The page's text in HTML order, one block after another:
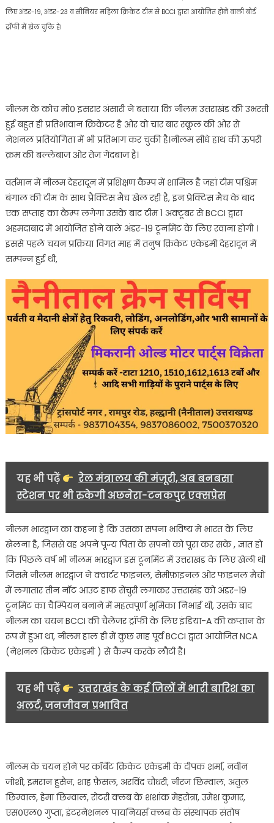
भारद्वाज
में
चयन,
लिए अंडर-19, अंडर-23 व सीनियर महिला क्रिकेट टीम से BCCI द्वारा आयोजित होने वाली बोर्ड
ट्रॉफी में खेल चुकि है।
नीलम के कोच मो० इसरार अंसारी ने बताया कि नीलम उत्तराखंड की उभरती
हुई बहुत ही प्रतिभावान क्रिकेटर है ओर वो चार बार स्कूल की ओर से
नेशनल प्रतियोगिता में भी प्रतिभाग कर चुकी है।नीलम सीधे हाथ की ऊपरी
क्रम की बल्लेबाज ओर तेज गेंदबाज है।
वर्तमान में नीलम देहरादून में प्रशिक्षण कैम्प में शामिल है जहां टीम पश्चिम
बंगाल की टीम के साथ प्रैक्टिस मैच खेल रही है, इन प्रेक्टिस मैच के बाद
एक सप्ताह का कैम्प लगेगा उसके बाद टीम 1 अक्टूबर से BCCI द्वारा
अहमदाबाद में आयोजित होने वाले अंडर-19 टूर्नामेंट के लिए रवाना होगी ।
इससे पहले चयन प्रक्रिया विगत माह में तनुष क्रिकेट एकेडमी देहरादून में
सम्पन्न हुई थी,
यह भी पढ़ें
रेल मंत्रालय की मंजूरी, अब बनबसा
स्टेशन पर भी रुकेगी अछनेरा-टनकपुर एक्सप्रेस
नीलम भारद्वाज का कहना है कि उसका सपना भविष्य में भारत के लिए
खेलना है, जिससे वह अपने पूज्य पिता के सपनो को पूरा कर सके , ज्ञात हो
कि पिछले वर्ष भी नीलम भारद्वाज इस टूर्नामेंट में उत्तराखंड के लिए खेली थी
जिसमे नीलम भारद्वाज ने क्वार्टर फाइनल, सेमीफ़ाइनल ओर फाइनल मैचों
में लगातार तीन नॉट आउट हाफ सेंचुरी लगाकर उत्तराखंड को अंडर-19
टूर्नामेंट का चैम्पियन बनाने में महत्वपूर्ण भूमिका निभाई थी, उसके बाद
नीलम का चयन BCCI की चैलेंजर ट्रॉफी के लिए इंडिया-A की कप्तान के
रूप में हुआ था, नीलम हाल ही में कुछ माह पूर्व BCCI द्वारा आयोजित NCA
(नेशनल क्रिकेट एकेडमी ) से कैम्प करके लौटी है।
यह भी पढ़ें
उत्तराखंड के कई जिलों में भारी बारिश का
अलर्ट, जनजीवन प्रभावित
नीलम के चयन होने पर कॉर्बेट क्रिकेट एकेडमी के दीपक शर्मा, नवीन
जोशी, इमरान हुसैन, शाह फ़ैसल, अरविंद चौधरी, नीरज छिम्वाल, अतुल
छिम्वाल, हेमा छिम्वाल, रोटरी क्लब के शशांक मेहरोत्रा, उमेश कुमार,
एस०एल० गुप्ता, इंटरनेशनल पायनियर्स क्लब के संस्थापक संतोष